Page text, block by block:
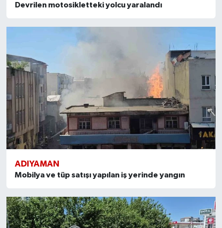
Devrilen motosikletteki yolcu yaralandı
ADIYAMAN
Mobilya ve tüp satışı yapılan iş yerinde yangın